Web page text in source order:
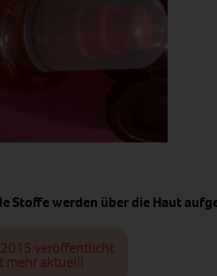
Stoffe werden über die Haut
2015 veröffentlicht
mehr aktuell!